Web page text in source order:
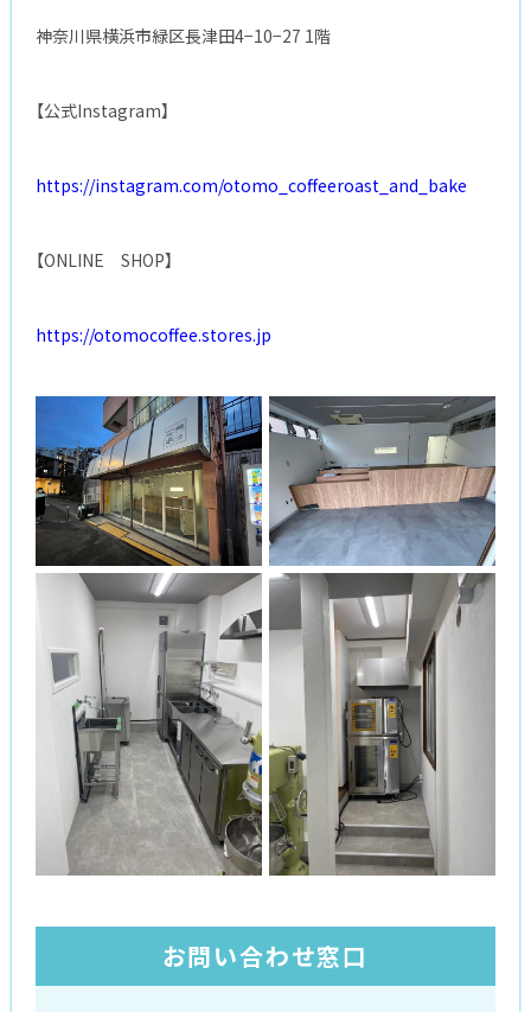
神奈川県横浜市緑区長津田4−10−27 1階
【公式Instagram】
https://instagram.com/otomo_coffeeroast_and_bake
【ONLINE SHOP】
https://otomocoffee.stores.jp
お問い合わせ窓口